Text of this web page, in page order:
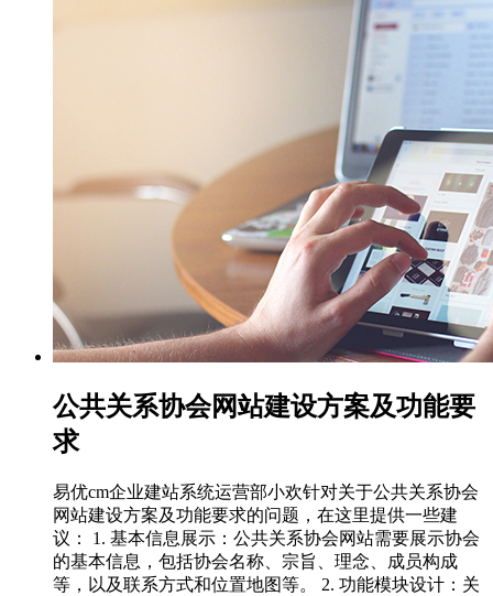
公共关系协会网站建设方案及功能要
求
易优cm企业建站系统运营部小欢针对关于公共关系协会
网站建设方案及功能要求的问题，在这里提供一些建
议： 1. 基本信息展示：公共关系协会网站需要展示协会
的基本信息，包括协会名称、宗旨、理念、成员构成
等，以及联系方式和位置地图等。 2. 功能模块设计：关